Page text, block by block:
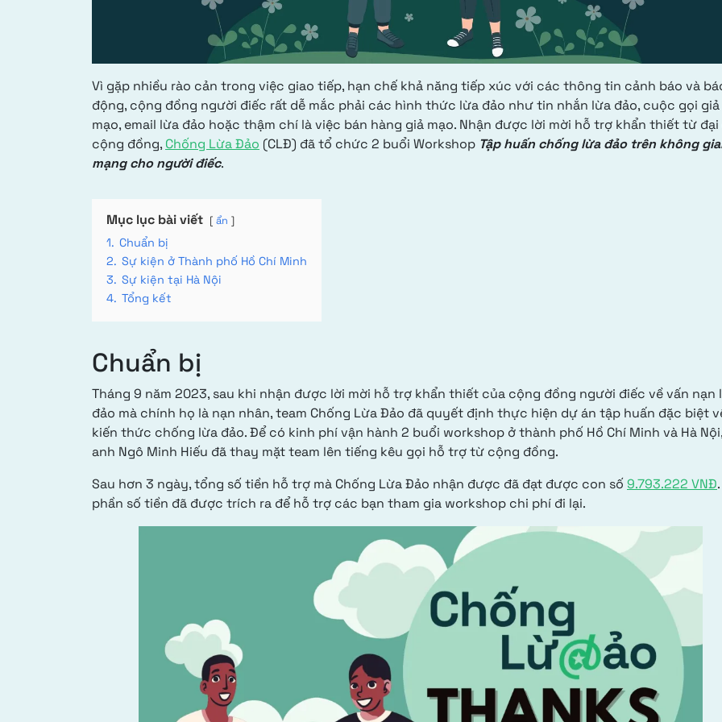
Vì gặp nhiều rào cản trong việc giao tiếp, hạn chế khả năng tiếp xúc với các thông tin cảnh báo và
động, cộng đồng người điếc rất dễ mắc phải các hình thức lừa đảo như tin nhắn lừa đảo, cuộc gọi giả
mạo, email lừa đảo hoặc thậm chí là việc bán hàng giả mạo. Nhận được lời mời hỗ trợ khẩn thiết từ đại
cộng đồng, Chống Lừa Đảo (CLĐ) đã tổ chức 2 buổi Workshop Tập huấn chống lừa đảo trên không
mạng cho người điếc.
Mục lục bài viết ẩn
1. Chuẩn bị
2. Sự kiện ở Thành phố Hồ Chí Minh
3. Sự kiện tại Hà Nội
4. Tổng kết
Chuẩn bị
Tháng 9 năm 2023, sau khi nhận được lời mời hỗ trợ khẩn thiết của cộng đồng người điếc về vấn nạn
đảo mà chính họ là nạn nhân, team Chống Lừa Đảo đã quyết định thực hiện dự án tập huấn đặc biệt
kiến thức chống lừa đảo. Để có kinh phí vận hành 2 buổi workshop ở thành phố Hồ Chí Minh và Hà Nội,
anh Ngô Minh Hiếu đã thay mặt team lên tiếng kêu gọi hỗ trợ từ cộng đồng.
Sau hơn 3 ngày, tổng số tiền hỗ trợ mà Chống Lừa Đảo nhận được đã đạt được con số 9.793.222 VNĐ
phần số tiền đã được trích ra để hỗ trợ các bạn tham gia workshop chi phí đi lại.